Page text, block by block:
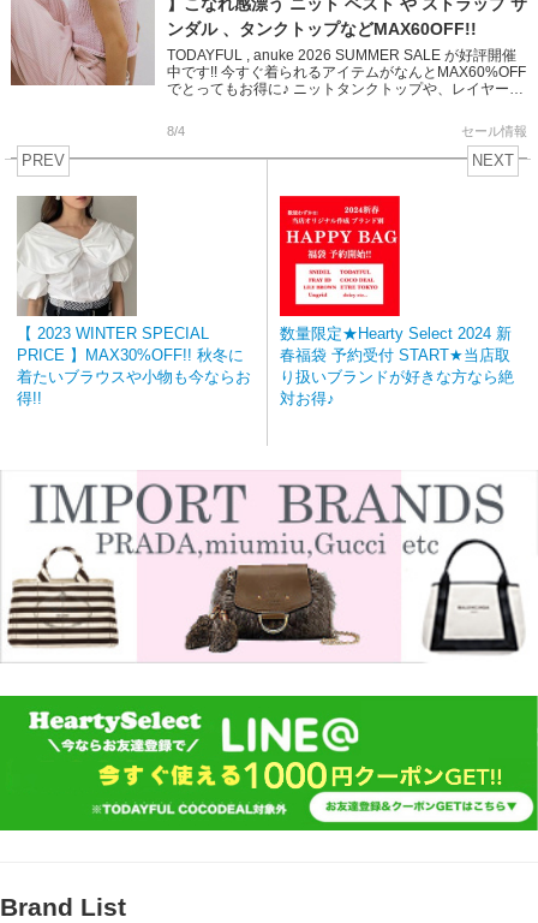
ンダル 、タンクトップなどMAX60OFF!!
TODAYFUL , anuke 2026 SUMMER SALE が好評開催
中です!! 今すぐ着られるアイテムがなんとMAX60%OFF
でとってもお得に♪ ニットタンクトップや、レイヤード
8/4 セール情報
PREV
【 2023 WINTER SPECIAL
PRICE 】MAX30%OFF!! 秋冬に
着たいブラウスや小物も今ならお
得!!
NEXT
数量限定★Hearty Select 2024 新
春福袋 予約受付 START★当店取
り扱いブランドが好きな方なら絶
対お得♪
Brand List